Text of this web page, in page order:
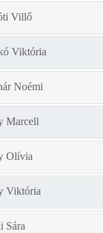
Villő
Viktória
Noémi
Marcell
Olívia
Viktória
Sára